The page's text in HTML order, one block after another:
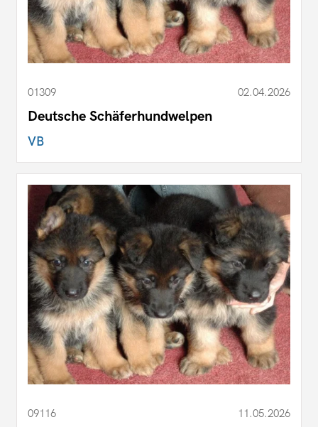
01309 02.04.2026
Deutsche Schäferhundwelpen
VB
09116 11.05.2026